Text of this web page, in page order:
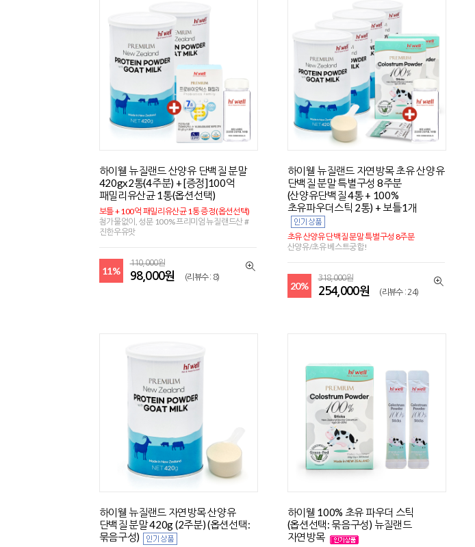
하이웰 뉴질랜드 산양유 단백질 분말
420gx2통(4주분) + [증정]100억
패밀리유산균 1통(옵션선택)
보틀 + 100억 패밀리유산균 1통 증정(옵션선택)
첨가물없이, 성분 100% 프리미엄 뉴질랜드산 #
진한우유맛
11%
110,000원
98,000원 (리뷰수 : 8)
하이웰 뉴질랜드 자연방목 초유 산양유
단백질 분말 특별구성 8주분
(산양유단백질 4통 + 100%
초유파우더스틱 2통) + 보틀1개
초유 산양유 단백질 분말 특별구성 8주분
산양유/초유 베스트궁합!
20%
318,000원
254,000원 (리뷰수 : 24)
하이웰 뉴질랜드 자연방목 산양유
단백질 분말 420g (2주분) (옵션선택:
묶음구성)
하이웰 100% 초유 파우더 스틱
(옵션선택: 묶음구성) 뉴질랜드
자연방목